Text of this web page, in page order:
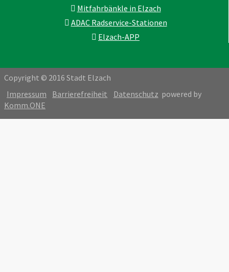
Mitfahrbänkle in Elzach
ADAC Radservice-Stationen
Elzach-APP
Copyright © 2016 Stadt Elzach
Impressum
Barrierefreiheit Datenschutz powered by
Komm.ONE